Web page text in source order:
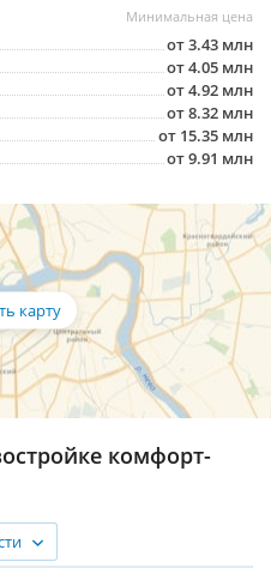
Минимальная цена
от 3.43 млн
от 4.05 млн
от 4.92 млн
от 8.32 млн
от 15.35 млн
от 9.91 млн
комфорт-